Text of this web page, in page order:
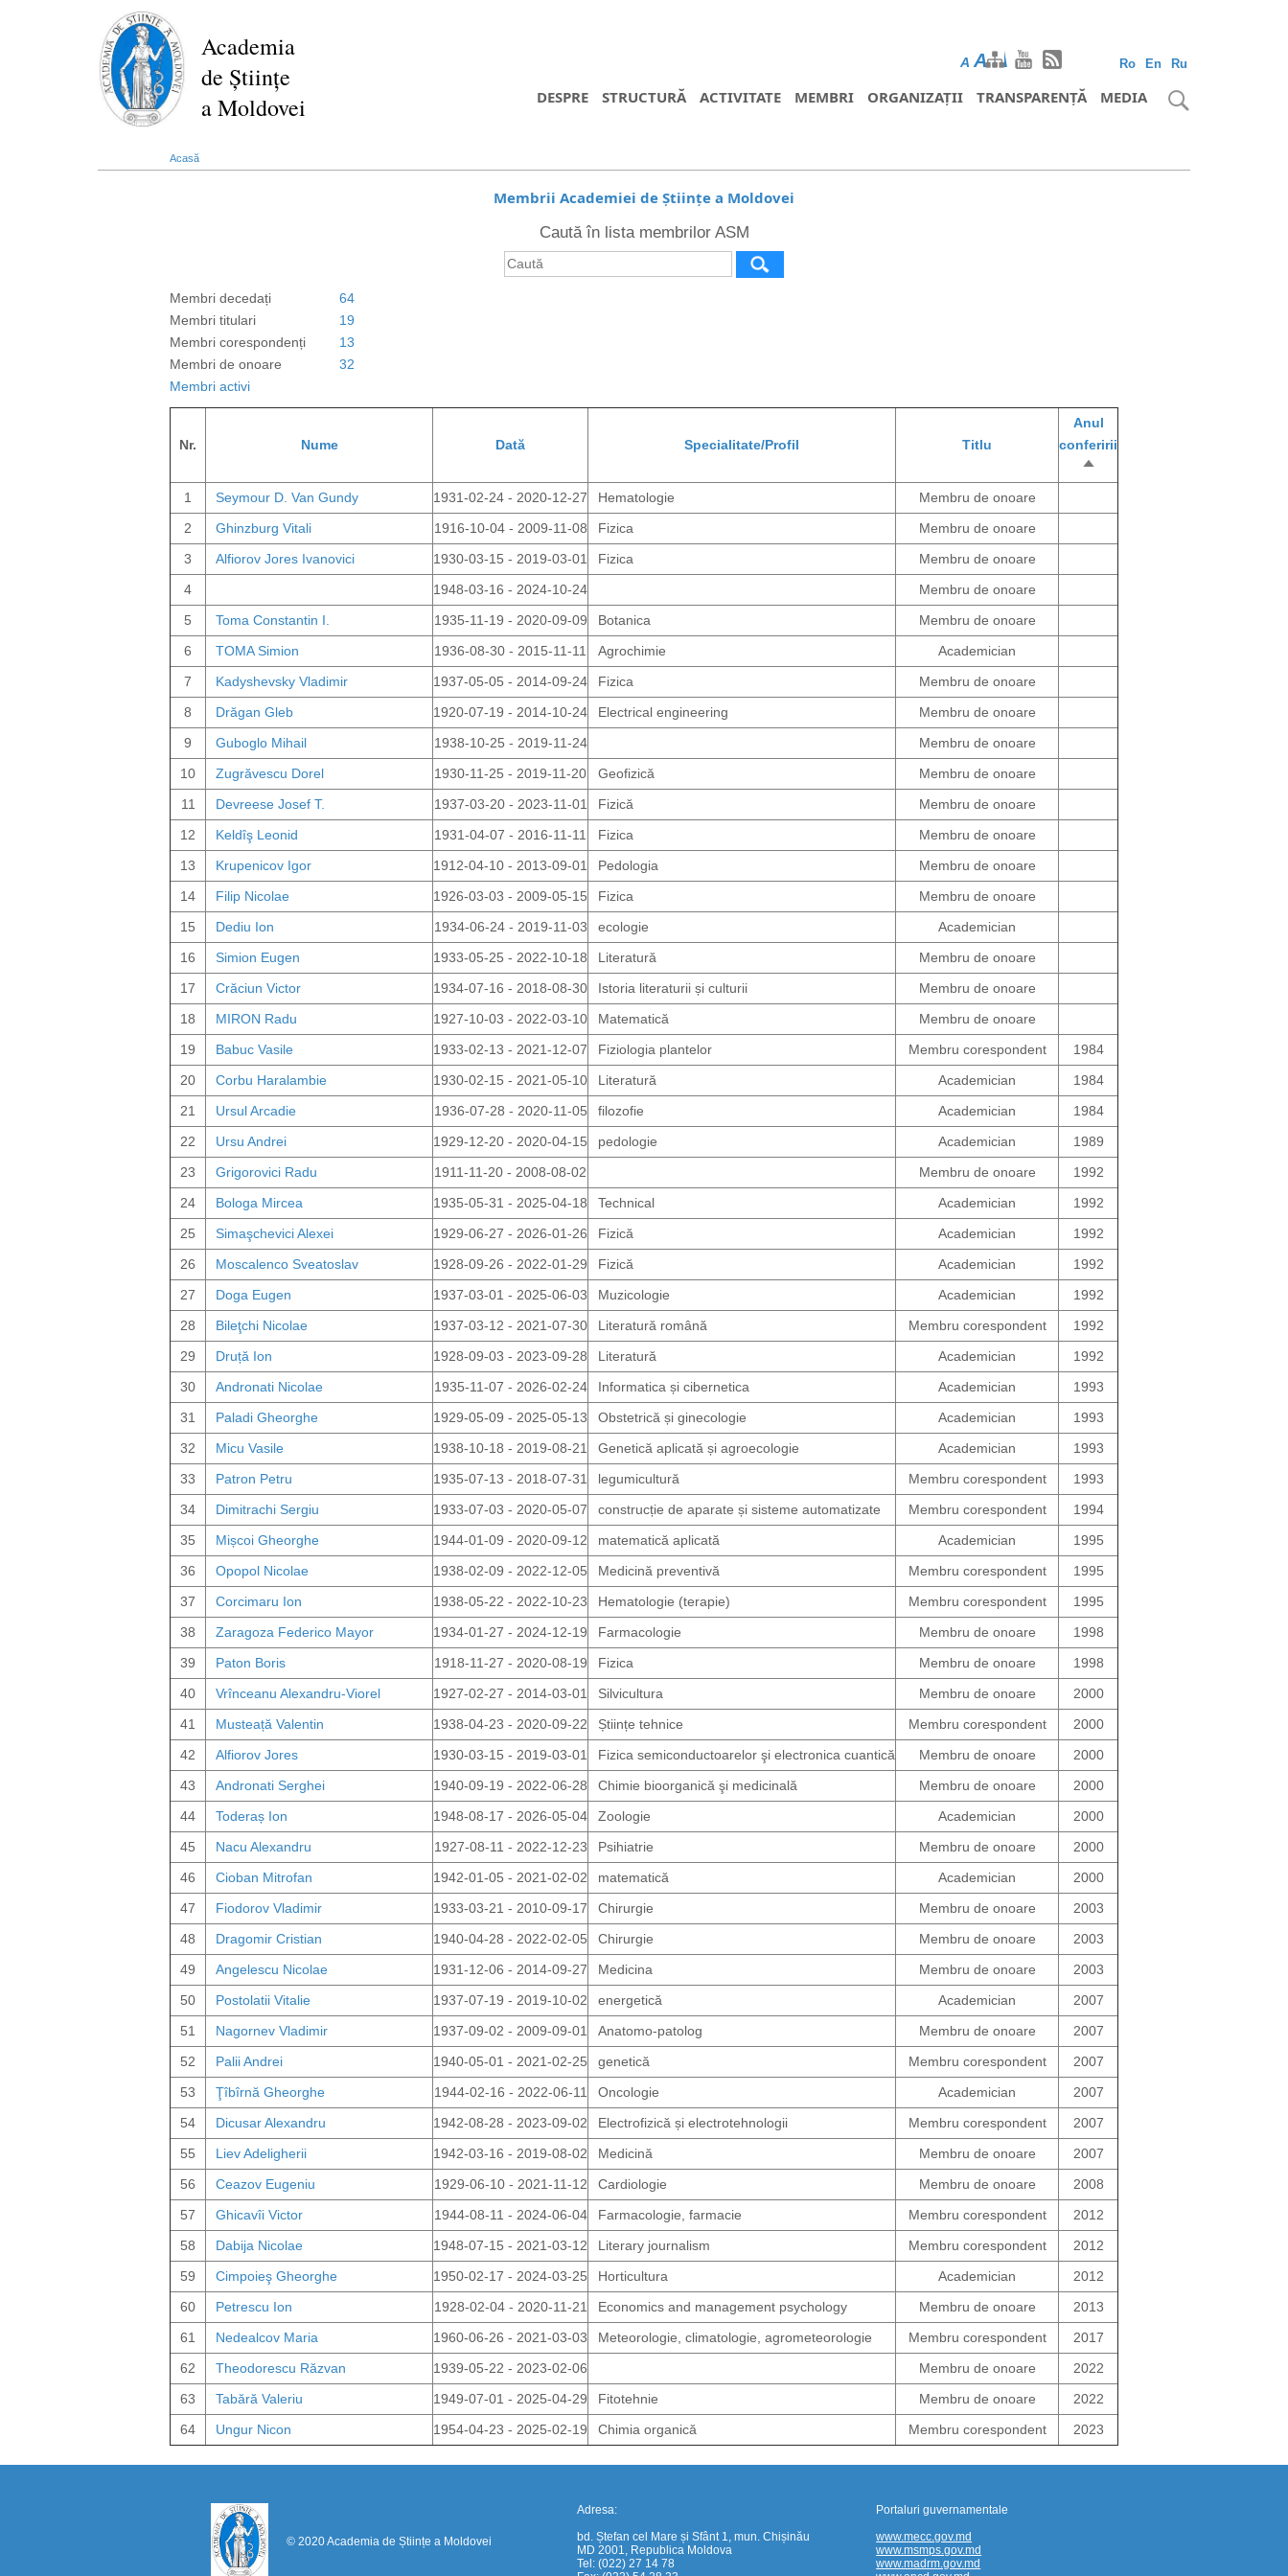
Academia
de Științe
a Moldovei
Ro En Ru
A AA
DESPRE STRUCTURĂ ACTIVITATE MEMBRI ORGANIZAȚII TRANSPARENȚĂ MEDIA
Acasă
Membrii Academiei de Științe a Moldovei
Caută în lista membrilor ASM
Membri decedați
64
Membri titulari
19
Membri corespondenți
13
Membri de onoare
32
Membri activi
Nr. Nume Dată Specialitate/Profil Titlu
Anul
conferirii
Sortează
1 Seymour D. Van Gundy 1931-02-24 - 2020-12-27 Hematologie
Membru de onoare
2
Ghinzburg Vitali 1916-10-04 - 2009-11-08 Fizica
Membru de onoare
3
Alfiorov Jores Ivanovici 1930-03-15 - 2019-03-01 Fizica
Membru de onoare
4
1948-03-16 - 2024-10-24
Membru de onoare
5
Toma Constantin I. 1935-11-19 - 2020-09-09 Botanica
Membru de onoare
6
TOMA Simion 1936-08-30 - 2015-11-11 Agrochimie
Academician
7
Kadyshevsky Vladimir 1937-05-05 - 2014-09-24 Fizica
Membru de onoare
8
Drăgan Gleb 1920-07-19 - 2014-10-24 Electrical engineering
Membru de onoare
9
Guboglo Mihail 1938-10-25 - 2019-11-24
Membru de onoare
10
Zugrăvescu Dorel 1930-11-25 - 2019-11-20 Geofizică
Membru de onoare
11
Devreese Josef T. 1937-03-20 - 2023-11-01 Fizică
Membru de onoare
12
Keldîş Leonid 1931-04-07 - 2016-11-11 Fizica
Membru de onoare
13
Krupenicov Igor 1912-04-10 - 2013-09-01 Pedologia
Membru de onoare
14
Filip Nicolae 1926-03-03 - 2009-05-15 Fizica
Membru de onoare
15
Dediu Ion 1934-06-24 - 2019-11-03 ecologie
Academician
16
Simion Eugen 1933-05-25 - 2022-10-18 Literatură
Membru de onoare
17
Crăciun Victor 1934-07-16 - 2018-08-30 Istoria literaturii și culturii
Membru de onoare
18
MIRON Radu 1927-10-03 - 2022-03-10 Matematică
Membru de onoare
19
Babuc Vasile 1933-02-13 - 2021-12-07 Fiziologia plantelor Membru corespondent
1984
20
Corbu Haralambie 1930-02-15 - 2021-05-10 Literatură Academician
1984
21
Ursul Arcadie 1936-07-28 - 2020-11-05 filozofie Academician
1984
22
Ursu Andrei 1929-12-20 - 2020-04-15 pedologie Academician
1989
23
Grigorovici Radu 1911-11-20 - 2008-08-02 Membru de onoare
1992
24
Bologa Mircea 1935-05-31 - 2025-04-18 Technical Academician
1992
25
Simaşchevici Alexei 1929-06-27 - 2026-01-26 Fizică Academician
1992
26
Moscalenco Sveatoslav 1928-09-26 - 2022-01-29 Fizică Academician
1992
27
Doga Eugen 1937-03-01 - 2025-06-03 Muzicologie Academician
1992
28
Bileţchi Nicolae 1937-03-12 - 2021-07-30 Literatură română Membru corespondent
1992
29
Druță Ion 1928-09-03 - 2023-09-28 Literatură Academician
1992
30
Andronati Nicolae 1935-11-07 - 2026-02-24 Informatica și cibernetica Academician
1993
31
Paladi Gheorghe 1929-05-09 - 2025-05-13 Obstetrică și ginecologie Academician
1993
32
Micu Vasile 1938-10-18 - 2019-08-21 Genetică aplicată și agroecologie Academician
1993
33
Patron Petru 1935-07-13 - 2018-07-31 legumicultură Membru corespondent
1993
34
Dimitrachi Sergiu 1933-07-03 - 2020-05-07 construcție de aparate și sisteme automatizate Membru corespondent
1994
35
Mișcoi Gheorghe 1944-01-09 - 2020-09-12 matematică aplicată Academician
1995
36
Opopol Nicolae 1938-02-09 - 2022-12-05 Medicină preventivă Membru corespondent
1995
37
Corcimaru Ion 1938-05-22 - 2022-10-23 Hematologie (terapie) Membru corespondent
1995
38
Zaragoza Federico Mayor 1934-01-27 - 2024-12-19 Farmacologie Membru de onoare
1998
39
Paton Boris 1918-11-27 - 2020-08-19 Fizica Membru de onoare
1998
40
Vrînceanu Alexandru-Viorel 1927-02-27 - 2014-03-01 Silvicultura Membru de onoare
2000
41
Musteață Valentin 1938-04-23 - 2020-09-22 Științe tehnice Membru corespondent
2000
42
Alfiorov Jores 1930-03-15 - 2019-03-01 Fizica semiconductoarelor şi electronica cuantică Membru de onoare
2000
43
Andronati Serghei 1940-09-19 - 2022-06-28 Chimie bioorganică şi medicinală Membru de onoare
2000
44
Toderaș Ion 1948-08-17 - 2026-05-04 Zoologie Academician
2000
45
Nacu Alexandru 1927-08-11 - 2022-12-23 Psihiatrie Membru de onoare
2000
46
Cioban Mitrofan 1942-01-05 - 2021-02-02 matematică Academician
2000
47
Fiodorov Vladimir 1933-03-21 - 2010-09-17 Chirurgie Membru de onoare
2003
48
Dragomir Cristian 1940-04-28 - 2022-02-05 Chirurgie Membru de onoare
2003
49
Angelescu Nicolae 1931-12-06 - 2014-09-27 Medicina Membru de onoare
2003
50
Postolatii Vitalie 1937-07-19 - 2019-10-02 energetică Academician
2007
51
Nagornev Vladimir 1937-09-02 - 2009-09-01 Anatomo-patolog Membru de onoare
2007
52
Palii Andrei 1940-05-01 - 2021-02-25 genetică Membru corespondent
2007
53
Ţîbîrnă Gheorghe 1944-02-16 - 2022-06-11 Oncologie Academician
2007
54
Dicusar Alexandru 1942-08-28 - 2023-09-02 Electrofizică și electrotehnologii Membru corespondent
2007
55
Liev Adeligherii 1942-03-16 - 2019-08-02 Medicină Membru de onoare
2007
56
Ceazov Eugeniu 1929-06-10 - 2021-11-12 Cardiologie Membru de onoare
2008
57
Ghicavîi Victor 1944-08-11 - 2024-06-04 Farmacologie, farmacie Membru corespondent
2012
58
Dabija Nicolae 1948-07-15 - 2021-03-12 Literary journalism Membru corespondent
2012
59
Cimpoieş Gheorghe 1950-02-17 - 2024-03-25 Horticultura Academician
2012
60
Petrescu Ion 1928-02-04 - 2020-11-21 Economics and management psychology Membru de onoare
2013
61
Nedealcov Maria 1960-06-26 - 2021-03-03 Meteorologie, climatologie, agrometeorologie Membru corespondent
2017
62
Theodorescu Răzvan 1939-05-22 - 2023-02-06 Membru de onoare
2022
63
Tabără Valeriu 1949-07-01 - 2025-04-29 Fitotehnie Membru de onoare
2022
64
Ungur Nicon 1954-04-23 - 2025-02-19 Chimia organică Membru corespondent 2023
© 2020 Academia de Științe a Moldovei
Adresa:
bd. Ștefan cel Mare și Sfânt 1, mun. Chișinău
MD 2001, Republica Moldova
Tel: (022) 27 14 78
https://propletenie.ru/
Portaluri guvernamentale
www.mecc.gov.md
www.msmps.gov.md
www.madrm.gov.md